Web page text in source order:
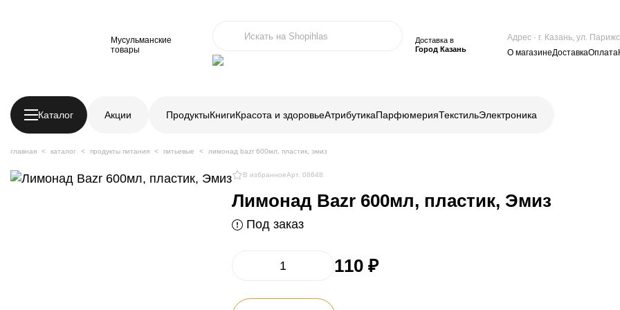
Мусульманские
товары
Доставка в
Город Казань
Адрес · г. Казань, ул.
О магазинеДоставкаОплата
Каталог Акции ПродуктыКнигиКрасота и здоровьеАтрибутикаПарфюмерияТекстильЭлектроника
главная каталог продукты питания питьевые лимонад bazr 600мл, пластик, эмиз
В избранноеАрт. 08648
Лимонад Bazr 600мл, пластик, Эмиз
Под заказ
110 ₽